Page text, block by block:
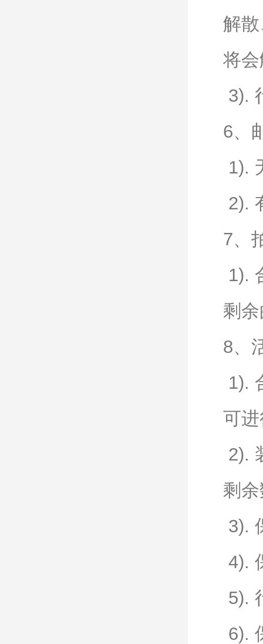
解
将
3).
6、
1).
2).
7、
1).
剩
8、
1).
可
2).
剩
3).
4).
5).
6).